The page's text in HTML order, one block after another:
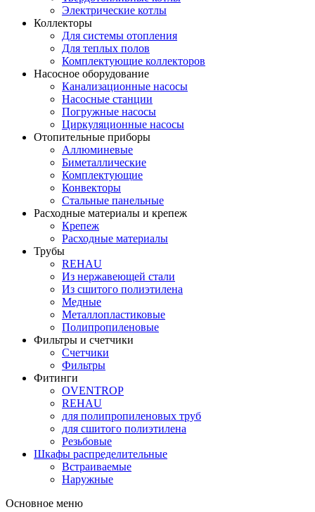
Электрические котлы
Коллекторы
Для системы отопления
Для теплых полов
Комплектующие коллекторов
Насосное оборудование
Канализационные насосы
Насосные станции
Погружные насосы
Циркуляционные насосы
Отопительные приборы
Аллюминевые
Биметаллические
Комплектующие
Конвекторы
Стальные панельные
Расходные материалы и крепеж
Крепеж
Расходные материалы
Трубы
REHAU
Из нержавеющей стали
Из сшитого полиэтилена
Медные
Металлопластиковые
Полипропиленовые
Фильтры и счетчики
Счетчики
Фильтры
Фитинги
OVENTROP
REHAU
для полипропиленовых труб
для сшитого полиэтилена
Резьбовые
Шкафы распределительные
Встраиваемые
Наружные
Основное меню